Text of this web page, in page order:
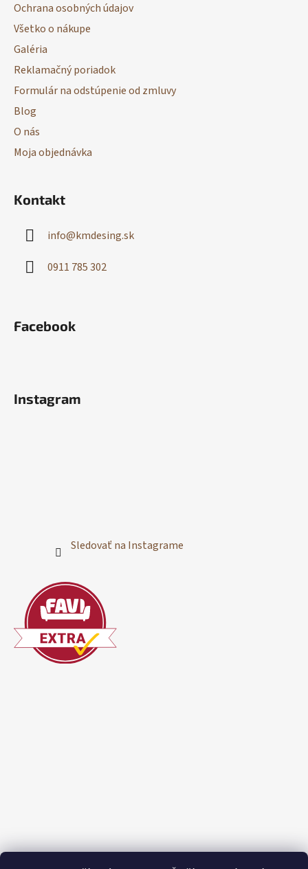
Ochrana osobných údajov
Všetko o nákupe
Galéria
Reklamačný poriadok
Formulár na odstúpenie od zmluvy
Blog
O nás
Moja objednávka
Kontakt
info@kmdesing.sk
0911 785 302
Facebook
Instagram
Sledovať na Instagrame